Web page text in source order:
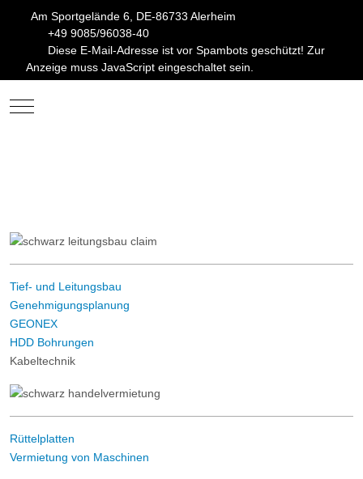
Am Sportgelände 6, DE-86733 Alerheim
+49 9085/96038-40
Diese E-Mail-Adresse ist vor Spambots geschützt! Zur
Anzeige muss JavaScript eingeschaltet sein.
Mobile Menu Toggle
Tief- und Leitungsbau
Genehmigungsplanung
GEONEX
HDD Bohrungen
Kabeltechnik
Rüttelplatten
Vermietung von Maschinen